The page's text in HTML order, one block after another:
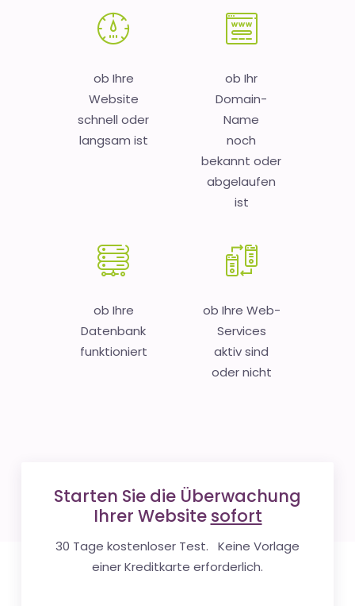
ob Ihre
Website
schnell oder
langsam ist
ob Ihr
Domain-
Name
noch
bekannt oder
abgelaufen
ist
ob Ihre
Datenbank
funktioniert
ob Ihre Web-
Services
aktiv sind
oder nicht
Starten Sie die Überwachung
Ihrer Website sofort
30 Tage kostenloser Test. Keine Vorlage
einer Kreditkarte erforderlich.